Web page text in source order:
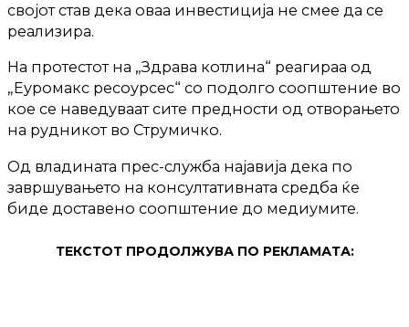
својот став дека оваа инвестиција не смее да се
реализира.
На протестот на „Здрава котлина“ реагираа од
„Еуромакс ресоурсес“ со подолго соопштение во
кое се наведуваат сите предности од отворањето
на рудникот во Струмичко.
Од владината прес-служба најавија дека по
завршувањето на консултативната средба ќе
биде доставено соопштение до медиумите.
ТЕКСТОТ ПРОДОЛЖУВА ПО РЕКЛАМАТА: